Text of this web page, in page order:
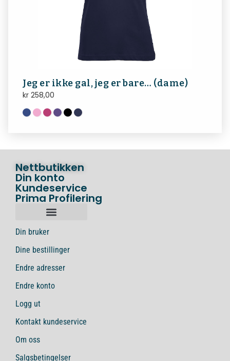
Jeg er ikke gal, jeg er bare… (dame)
kr 258,00
Nettbutikken
Din konto
Kundeservice
Prima Profilering
Din bruker
Dine bestillinger
Endre adresser
Endre konto
Logg ut
Kontakt kundeservice
Om oss
Salgsbetingelser